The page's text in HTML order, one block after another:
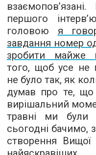
першого
головою я
завдання номер
зробити майже
того, щоб усе не
не було так, як
думав про те, що
вирішальний
травні ми були
сьогодні бачимо,
створення